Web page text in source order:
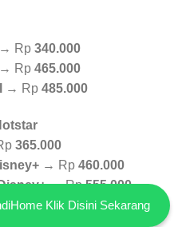
→ Rp 340.000
→ Rp 465.000
→ Rp 485.000
365.000
→ Rp 460.000
→ Rp555.000
Paling Hemat!
Klik Disini Sekarang